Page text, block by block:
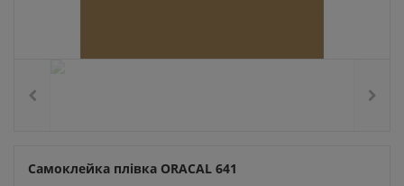
Самоклейка плівка ORACAL 641